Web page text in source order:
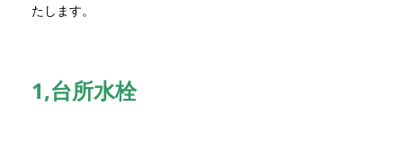
たします。
1,台所水栓